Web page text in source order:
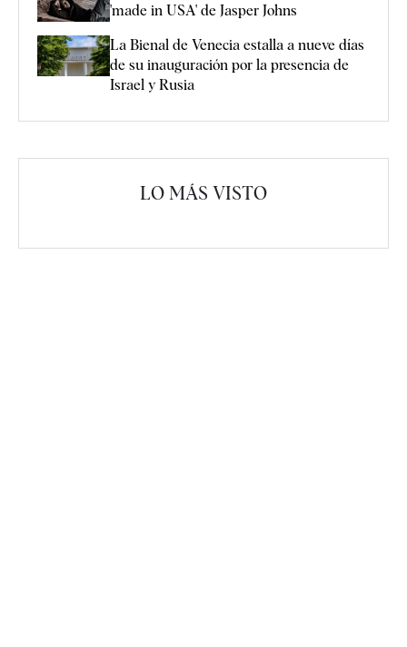
'made in USA' de Jasper Johns
La Bienal de Venecia estalla a nueve días
de su inauguración por la presencia de
Israel y Rusia
LO MÁS VISTO